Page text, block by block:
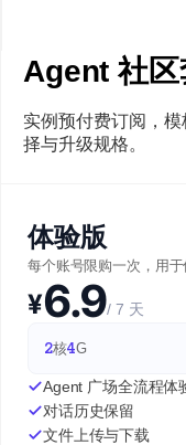
Agent 社区
实例预付费订阅，
择与升级规格。
体验版
每个账号限购一次，用于
¥6.9/ 7 天
2核4G
Agent 广场全流程体
对话历史保留
文件上传与下载